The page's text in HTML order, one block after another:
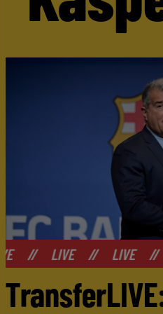
// LIVE // LIVE // LIVE